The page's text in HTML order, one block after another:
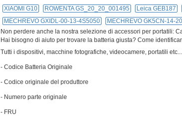
XIAOMI G10 ROWENTA GS_20_20_001495 Leica GEB187
MECHREVO GXIDL-00-13-4S5050
MECHREVO GK5CN-14-
Non perdere anche la nostra selezione di accessori per portatili:
Hai bisogno di aiuto per trovare la batteria giusta? Come
Tutti i dispositivi, macchine fotografiche, videocamere, portatili
- Codice Batteria Originale
- Codice originale del produttore
- Numero parte originale
- FRU